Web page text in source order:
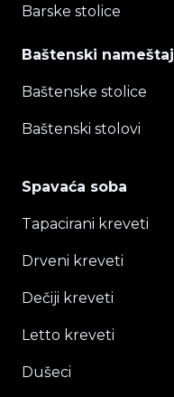
Barske stolice
Baštenski nameštaj
Baštenske stolice
Baštenski stolovi
Spavaća soba
Tapacirani kreveti
Drveni kreveti
Dečiji kreveti
Letto kreveti
Dušeci